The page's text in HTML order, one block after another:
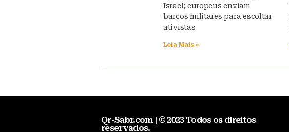
Israel; europeus enviam
barcos militares para escoltar
ativistas
Leia Mais »
Qr-Sabr.com | © 2023 Todos os direitos
reservados.